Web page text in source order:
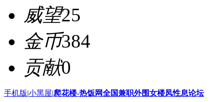
威望25
金币384
贡献0
手机版|小黑屋|爬花楼-热饭网全国兼职外围女楼凤性息论坛